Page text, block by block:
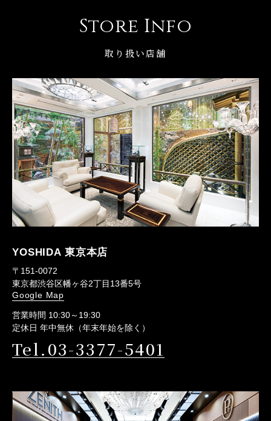
Store Info
取り扱い店舗
YOSHIDA 東京本店
〒151-0072
東京都渋谷区幡ヶ谷2丁目13番5号
Google Map
営業時間 10:30～19:30
定休日 年中無休（年末年始を除く）
Tel.03-3377-5401